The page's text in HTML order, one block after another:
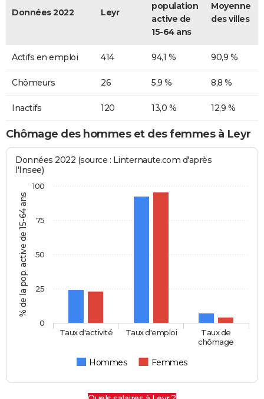
Données 2022 Leyr
population
active de
15-64 ans
Moyenne
des villes
Actifs en emploi 414 94,1 % 90,9 %
Chômeurs 26 5,9 % 8,8 %
Inactifs 120 13,0 % 12,9 %
Chômage des hommes et des femmes à Leyr
% de la pop. active de 15-64 ans
Données 2022 (source : Linternaute.com d'après
l'Insee)
Hommes Femmes
Taux d'activité Taux d'emploi
Taux de
chômage
0
25
50
75
100